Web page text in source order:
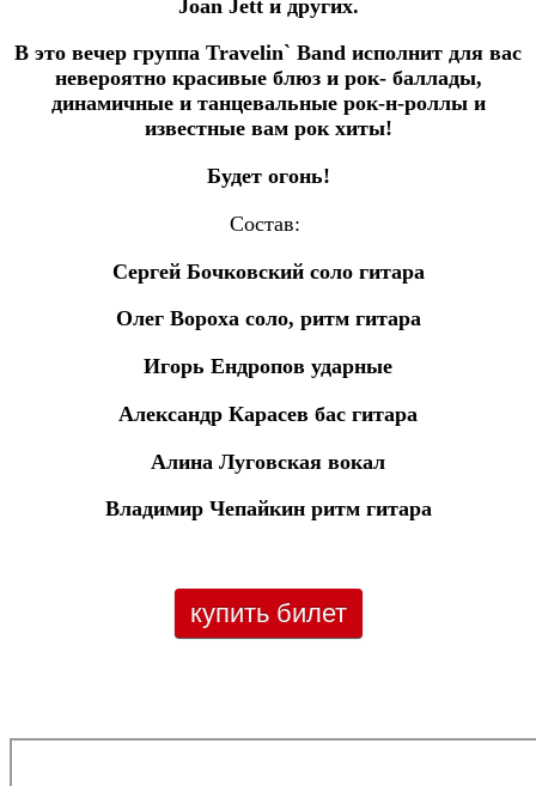
Joan Jett и других.
В это вечер группа Travelin` Band исполнит для вас
невероятно красивые блюз и рок- баллады,
динамичные и танцевальные рок-н-роллы и
известные вам рок хиты!
Будет огонь!
Состав:
Сергей Бочковский соло гитара
Олег Вороха соло, ритм гитара
Игорь Ендропов ударные
Александр Карасев бас гитара
Алина Луговская вокал
Владимир Чепайкин ритм гитара
купить билет